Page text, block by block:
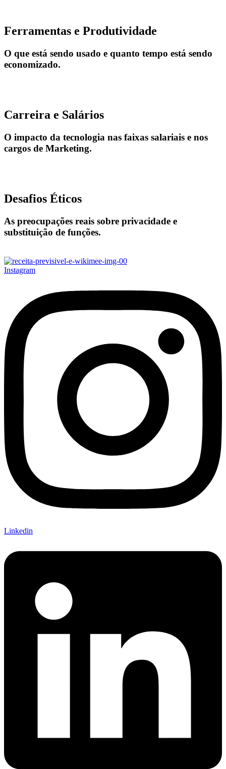
Ferramentas e Produtividade
O que está sendo usado e quanto tempo está sendo
economizado.
Carreira e Salários
O impacto da tecnologia nas faixas salariais e nos
cargos de Marketing.
Desafios Éticos
As preocupações reais sobre privacidade e
substituição de funções.
Instagram
Linkedin